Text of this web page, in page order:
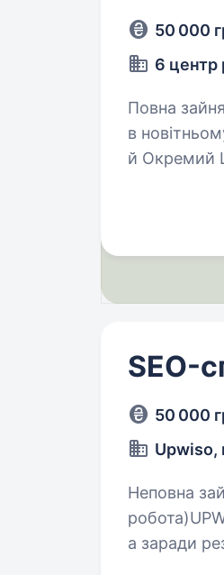
50 000
6 центр
Повна зайнятість.
в
й Окремий
SEO-
50 000
Upwiso,
Неповна
а заради